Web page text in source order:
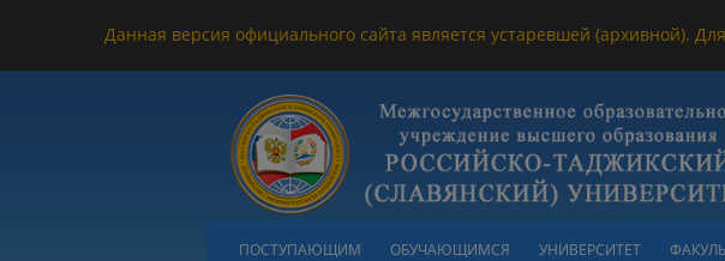
Данная версия официального сайта является устаревшей (архивной).
ПОСТУПАЮЩИМ ОБУЧАЮЩИМСЯ УНИВЕРСИТЕТ